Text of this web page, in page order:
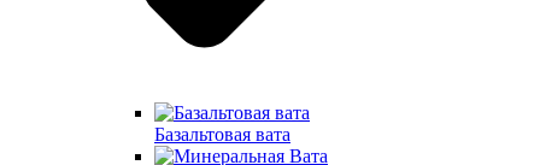
Базальтовая вата